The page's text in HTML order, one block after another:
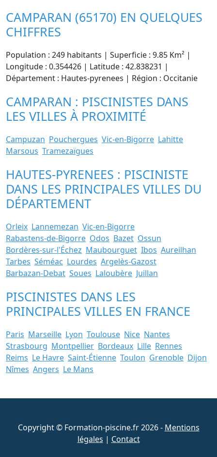
CAMPARAN (65170) EN QUELQUES
CHIFFRES
Population : 249 habitants | Superficie : 9.85 Km² |
Longitude : 0.354426 | Latitude : 42.838231 |
Département : Hautes-pyrenees | Région : Occitanie
CAMPARAN : PISCINISTES DANS
LES VILLES À PROXIMITÉ
Campuzan Pouchergues Vic-en-Bigorre Lahitte
Marsous Tramezaïgues
HAUTES-PYRENEES : PISCINISTE
DANS LES PRINCIPALES VILLES DU
DÉPARTEMENT
Orleix Lannemezan Vic-en-Bigorre
Rabastens-de-Bigorre Odos Bazet Ossun
Bordères-sur-l'Échez Maubourguet Ibos Aureilhan
Tarbes Séméac Lourdes Argelès-Gazost
Barbazan-Debat Soues Laloubère Juillan
PISCINISTES DANS LES
PRINCIPALES VILLES EN FRANCE
Paris Marseille Lyon Toulouse Nice Nantes
Strasbourg Montpellier Bordeaux Lille Rennes
Reims Le Havre Saint-Étienne Toulon Grenoble Dijon
Nîmes Angers Le Mans
Copyright © Formation-piscine.fr 2026 - Mentions
légales | Contact